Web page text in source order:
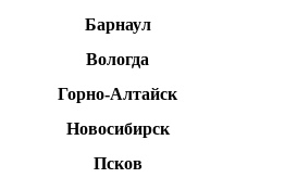
Барнаул
Вологда
Горно-Алтайск
Новосибирск
Псков